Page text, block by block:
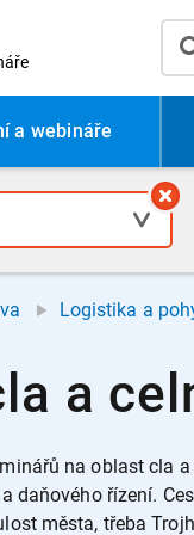
a webináře
Logistika a
a
na oblast cla
daňového řízení.
města, třeba